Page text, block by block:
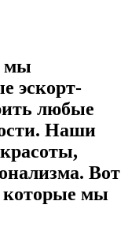
мы
эскорт-
любые
Наши
Вот
которые мы